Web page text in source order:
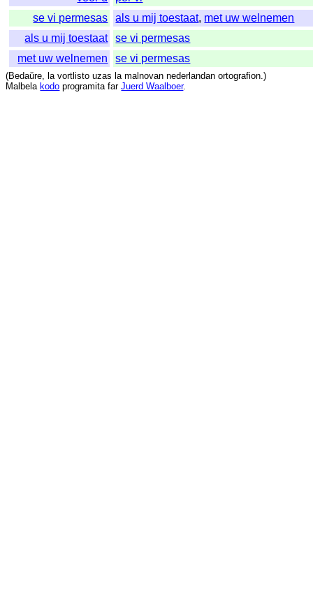
se vi permesas
als u mij toestaat, met uw welnemen
als u mij toestaat
se vi permesas
met uw welnemen
se vi permesas
(Bedaŭre, la vortlisto uzas la malnovan nederlandan ortografion.)
Malbela kodo programita far Juerd Waalboer.